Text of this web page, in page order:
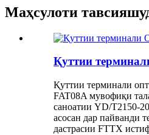
Маҳсулоти
Қуттии
Қуттии терминали
FAT08A мувофиқи
саноатии YD/T2150-
асосан дар пайванди
дастрасии FTTX